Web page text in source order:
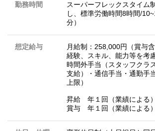
勤務時間
スーパーフレックスタイム
し、標準労働時間8時間/
分）
想定給与
月給制：258,000円（賞与含
経験、スキル、能力等を考
時間外手当（スタッフクラ
支給）・通信手当・通勤手
上限）
昇給 年１回（業績による）
賞与 年１回（業績による）